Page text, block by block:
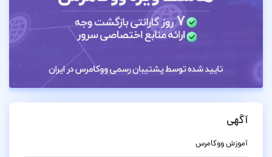
آگهی
آموزش ووکامرس